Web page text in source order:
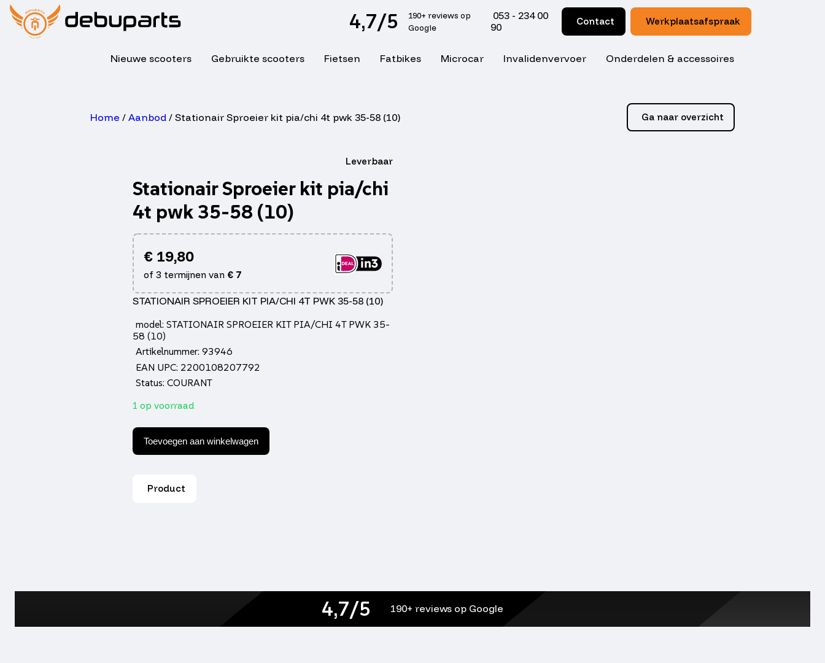
4,7/5
190+ reviews op
Google
053 - 234 00
90
Contact Werkplaatsafspraak
Nieuwe scooters Gebruikte scooters Fietsen Fatbikes Microcar Invalidenvervoer Onderdelen & accessoires
Home / Aanbod/ Stationair Sproeier kit pia/chi 4t pwk 35-58 (10) Ga naar overzicht
Leverbaar
Stationair Sproeier kit pia/chi
4t pwk 35-58 (10)
€19,80
of 3 termijnen van €7
STATIONAIR SPROEIER KIT PIA/CHI 4T PWK 35-58 (10)
model: STATIONAIR SPROEIER KIT PIA/CHI 4T PWK 35-
58 (10)
Artikelnummer: 93946
EAN UPC: 2200108207792
Status: COURANT
1 op voorraad
Sproeier
pia/chi
Toevoegen aan winkelwagen
Product
4,7/5 190+ reviews op Google